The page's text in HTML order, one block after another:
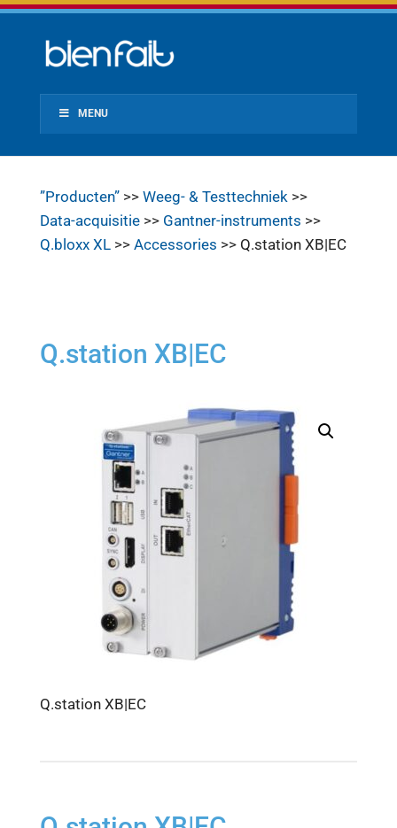
MENU
”Producten”>> Weeg- & Testtechniek>>
Data-acquisitie>> Gantner-instruments >>
Q.bloxx XL>> Accessories >> Q.station XB|EC
Q.station XB|EC
Q.station XB|EC